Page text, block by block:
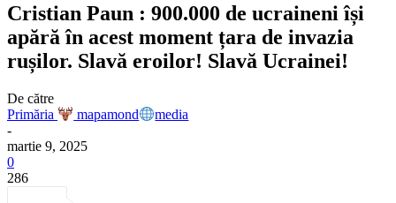
Cristian Paun : 900.000 de ucraineni își
apără în acest moment țara de invazia
rușilor. Slavă eroilor! Slavă Ucrainei!
De către
Primăria
mapamond
media
-
martie 9, 2025
0
286